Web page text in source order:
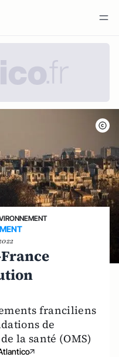
franciliens
de
la santé (OMS)